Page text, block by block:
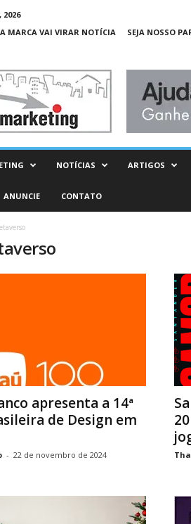
2026
MARCA VAI VIRAR NOTÍCIA SEJA NOSSO
NOTÍCIAS ARTIGOS
ANUNCIE CONTATO
apresenta a 14ª
de Design em
- 22 de novembro de 2024